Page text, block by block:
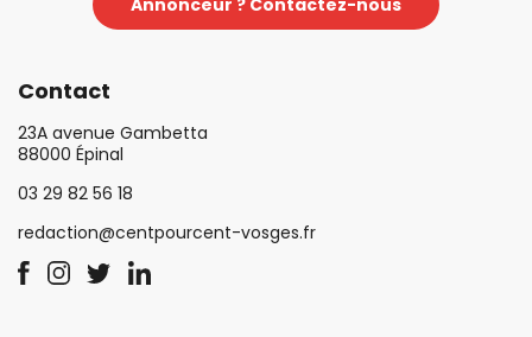
Annonceur ? Contactez-nous
Contact
23A avenue Gambetta
88000 Épinal
03 29 82 56 18
redaction@centpourcent-vosges.fr